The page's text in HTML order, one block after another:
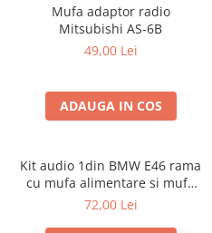
Mufa adaptor radio
Mitsubishi AS-6B
49,00 Lei
ADAUGA IN COS
Kit audio 1din BMW E46 rama
cu mufa alimentare si mufa
antena
72,00 Lei